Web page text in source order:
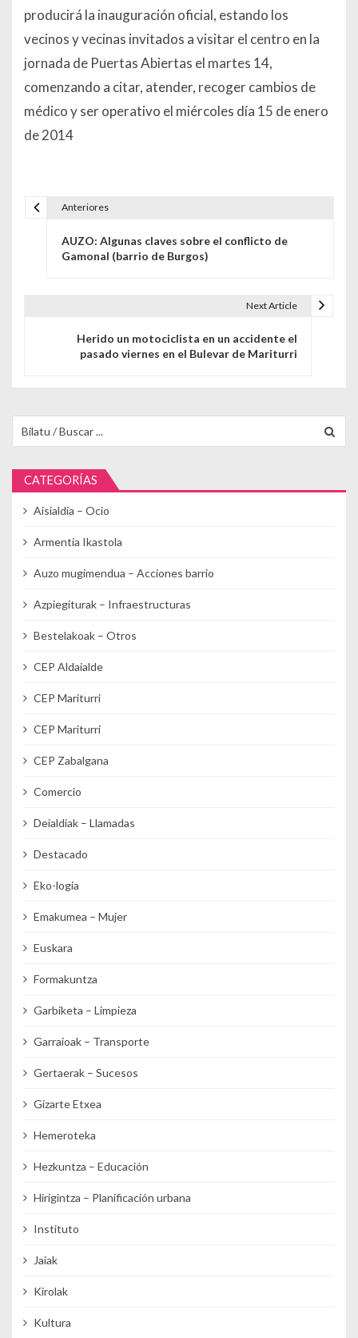
producirá la inauguración oficial, estando los
vecinos y vecinas invitados a visitar el centro en la
jornada de Puertas Abiertas el martes 14,
comenzando a citar, atender, recoger cambios de
médico y ser operativo el miércoles día 15 de enero
de 2014
Anteriores
AUZO: Algunas claves sobre el conflicto de
Gamonal (barrio de Burgos)
Next Article
Herido un motociclista en un accidente el
pasado viernes en el Bulevar de Mariturri
CATEGORÍAS
Aisialdia – Ocio
Armentia Ikastola
Auzo mugimendua – Acciones barrio
Azpiegiturak – Infraestructuras
Bestelakoak – Otros
CEP Aldaialde
CEP Mariturri
CEP Mariturri
CEP Zabalgana
Comercio
Deialdiak – Llamadas
Destacado
Eko-logia
Emakumea – Mujer
Euskara
Formakuntza
Garbiketa – Limpieza
Garraioak – Transporte
Gertaerak – Sucesos
Gizarte Etxea
Hemeroteka
Hezkuntza – Educación
Hirigintza – Planificación urbana
Instituto
Jaiak
Kirolak
Kultura